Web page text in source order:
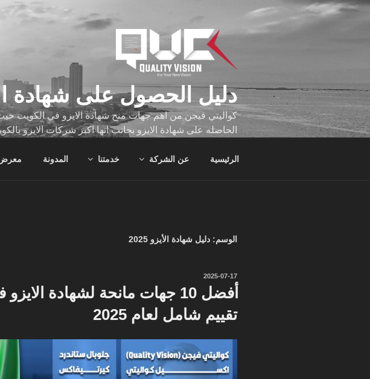
التجاوز
دليل الحصول على شهادة
كواليتي فيجن من اهم جهات منح شهادة الايزو في الكويت
الحاصله على شهادة الايزو بجانب انها اكبر شركات الايزو
الرئيسية عن الشركة خدمتنا المدونة معرض
الوسم: دليل شهادة الأيزو 2025
نُشر
في
2025-07-17
أفضل 10 جهات مانحة لشهادة
تقييم شامل لعام 2025